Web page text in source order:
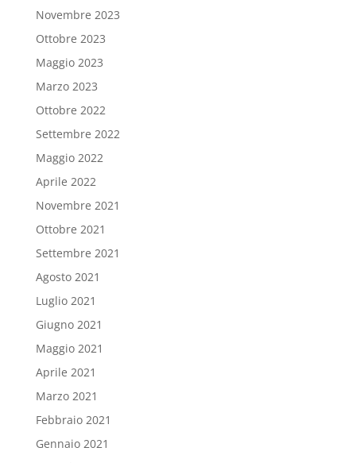
Novembre 2023
Ottobre 2023
Maggio 2023
Marzo 2023
Ottobre 2022
Settembre 2022
Maggio 2022
Aprile 2022
Novembre 2021
Ottobre 2021
Settembre 2021
Agosto 2021
Luglio 2021
Giugno 2021
Maggio 2021
Aprile 2021
Marzo 2021
Febbraio 2021
Gennaio 2021